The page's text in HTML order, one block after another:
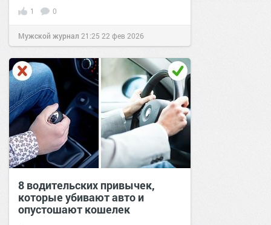
1 0
Мужской журнал 21:25 22 фев 2026
8 водительских привычек,
которые убивают авто и
опустошают кошелек